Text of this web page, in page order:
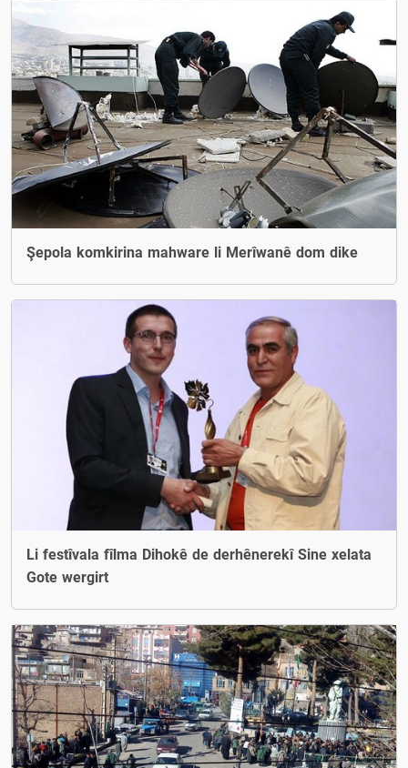
Şepola komkirina mahware li Merîwanê dom dike
Li festîvala fîlma Dihokê de derhênerekî Sine xelata
Gote wergirt